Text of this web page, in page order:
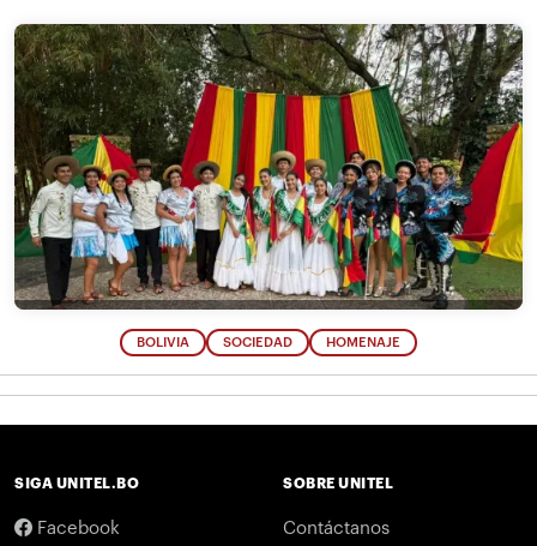
BOLIVIA SOCIEDAD HOMENAJE
SIGA UNITEL.BO
Facebook
SOBRE UNITEL
Contáctanos